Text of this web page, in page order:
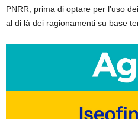
PNRR, prima di optare per l’uso
al di là dei ragionamenti su base